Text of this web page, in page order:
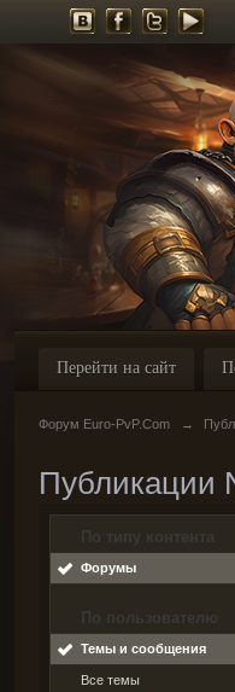
Перейти на сайт
Форум Euro-PvP.Com →
Публикации
По типу контента
Форумы
По пользователю
Темы и сообщения
Все темы